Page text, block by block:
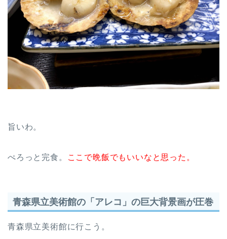
旨いわ。
ぺろっと完食。 ここで晩飯でもいいなと思った。
青森県立美術館の「アレコ」の巨大背景画が圧巻
青森県立美術館に行こう。